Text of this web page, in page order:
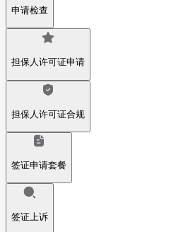
申请检查
担保人许可证申请
担保人许可证合规
签证申请套餐
签证上诉